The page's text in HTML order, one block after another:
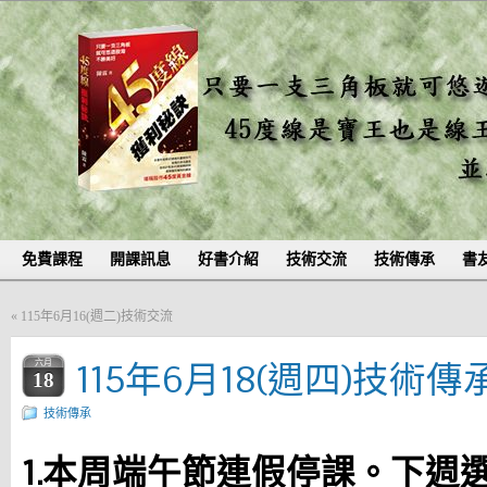
免費課程 開課訊息 好書介紹 技術交流 技術傳承 書
« 115年6月16(週二)技術交流
六月
18 115年6月18(週四)技術傳
技術傳承
1.本周端午節連假停課。下週